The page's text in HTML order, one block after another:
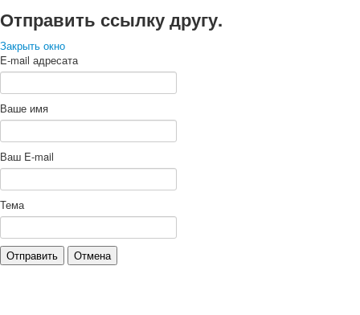
Отправить ссылку другу.
Закрыть окно
E-mail адресата
Ваше имя
Ваш E-mail
Тема
Отправить Отмена